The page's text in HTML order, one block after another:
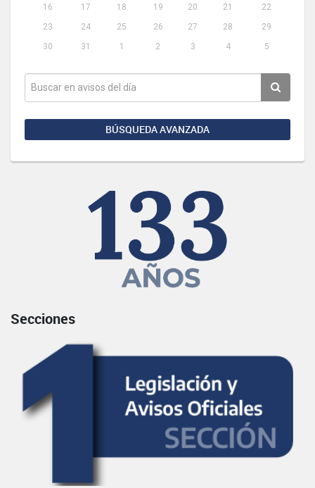
16
17 18 19 20 21
22
23
24 25 26 27 28
29
30
31 1 2 3 4 5
BÚSQUEDA AVANZADA
Secciones